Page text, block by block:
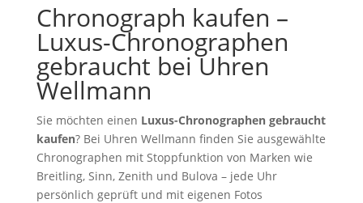
Chronograph kaufen –
Luxus-Chronographen
gebraucht bei Uhren
Wellmann
Sie möchten einen Luxus-Chronographen gebraucht
kaufen? Bei Uhren Wellmann finden Sie ausgewählte
Chronographen mit Stoppfunktion von Marken wie
Breitling, Sinn, Zenith und Bulova – jede Uhr
persönlich geprüft und mit eigenen Fotos